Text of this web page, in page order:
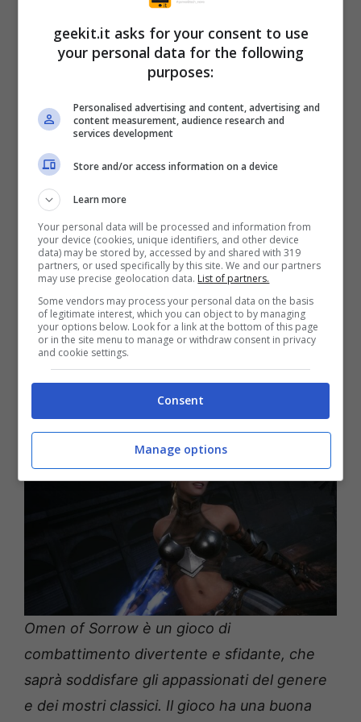
Il punto debole di Omen of Sorrow è la sua
modalità storia, che racconta una trama
confusa e poco coinvolgente, con dialoghi
poco ricchi e che non trascinano il giocatore
e non lo portano ad approfondire le varie
narrazioni legate ai personaggi.
Lastoriasegue le vicende di un gruppo di
personaggi che si contendono un artefatto
magico chiamato Omen of Sorrow. La storia
non approfondisce i motivi e le origini dei
personaggi, lasciando molte domande senza
Omen of Sorrow è un gioco di
combattimento divertente e sfidante, che
saprà soddisfare gli appassionati del genere
e dei mostri classici. Il gioco ha una buona
geekit.it asks for your consent to use
your personal data for the following
purposes:
Personalised advertising and content, advertising and
content measurement, audience research and
services development
Store and/or access information on a device
Learn more
Your personal data will be processed and information from
your device (cookies, unique identifiers, and other device
data) may be stored by, accessed by and shared with 319
partners, or used specifically by this site. We and our partners
may use precise geolocation data. List of partners.
Some vendors may process your personal data on the basis
of legitimate interest, which you can object to by managing
your options below. Look for a link at the bottom of this page
or in the site menu to manage or withdraw consent in privacy
and cookie settings.
Consent
Manage options